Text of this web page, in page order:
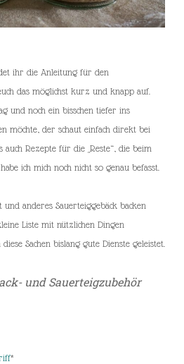
ihr die Anleitung für den
das möglichst kurz und knapp auf.
und noch ein bisschen tiefer ins
möchte, der schaut einfach direkt bei
auch Rezepte für die „Reste“, die beim
ich mich noch nicht so genau befasst.
anderes Sauerteiggebäck backen
Liste mit nützlichen Dingen
Sachen bislang gute Dienste geleistet.
und Sauerteigzubehör
*